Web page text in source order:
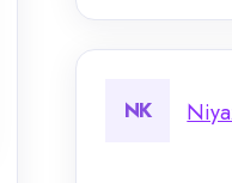
NK